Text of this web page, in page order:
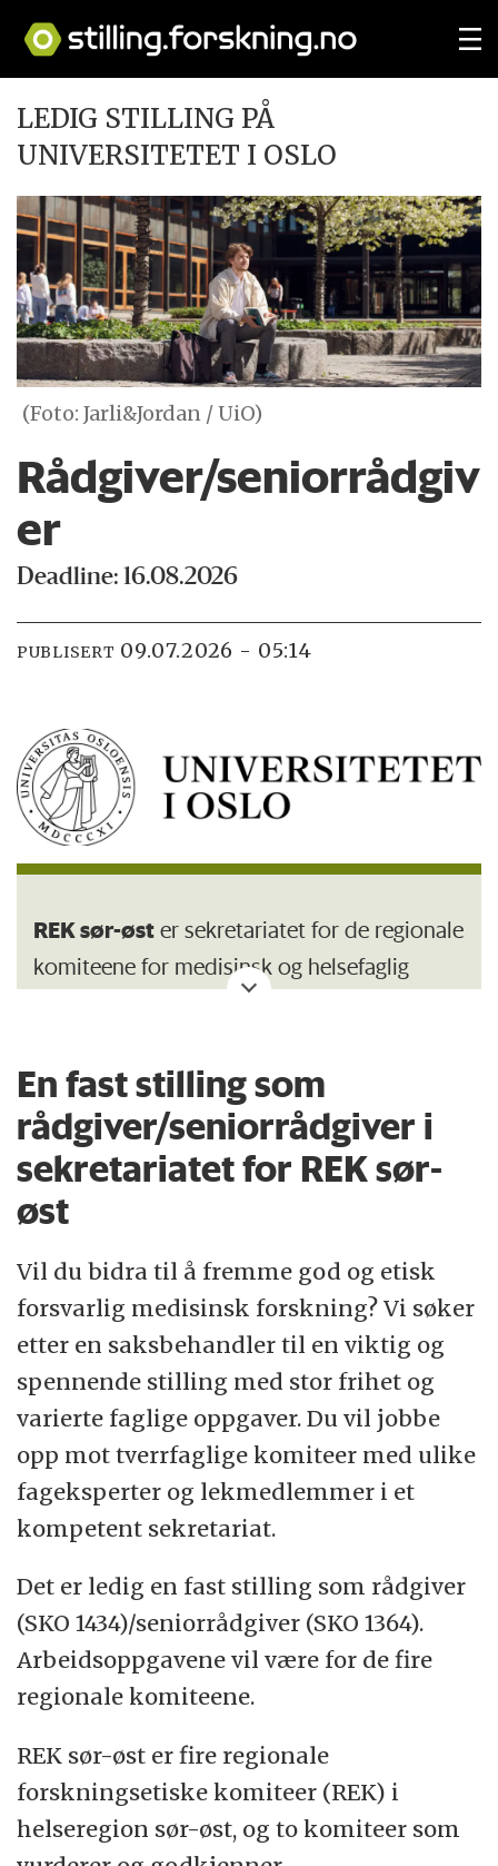
LEDIG STILLING PÅ
UNIVERSITETET I OSLO
(Foto: Jarli&Jordan / UiO)
Rådgiver/seniorrådgiv
er
Deadline: 16.08.2026
PUBLISERT 09.07.2026 - 05:14
REK sør-øst er sekretariatet for de regionale
komiteene for medisinsk og helsefaglig
helsefaglig forskning som involverer
mennesker og/eller benytter
personopplysninger eller biologisk
materiale i slik forskning.
høyest rangerte forsknings- og
utdanningsinstitusjon med 26 500 studenter
og 7 200 ansatte. Faglig bredde og
internasjonalt anerkjente forskningsmiljøer
gjør UiO til en viktig samfunnsaktør.
En fast stilling som
rådgiver/seniorrådgiver i
sekretariatet for REK sør-
øst
Vil du bidra til å fremme god og etisk
forsvarlig medisinsk forskning? Vi søker
etter en saksbehandler til en viktig og
spennende stilling med stor frihet og
varierte faglige oppgaver. Du vil jobbe
opp mot tverrfaglige komiteer med ulike
fageksperter og lekmedlemmer i et
kompetent sekretariat.
Det er ledig en fast stilling som rådgiver
(SKO 1434)/seniorrådgiver (SKO 1364).
Arbeidsoppgavene vil være for de fire
regionale komiteene.
REK sør-øst er fire regionale
forskningsetiske komiteer (REK) i
helseregion sør-øst, og to komiteer som